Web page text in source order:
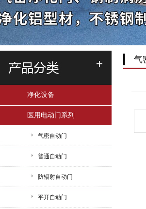
净化设备
医用电动门系列
气密自动门
普通自动门
防辐射自动门
平开自动门
气